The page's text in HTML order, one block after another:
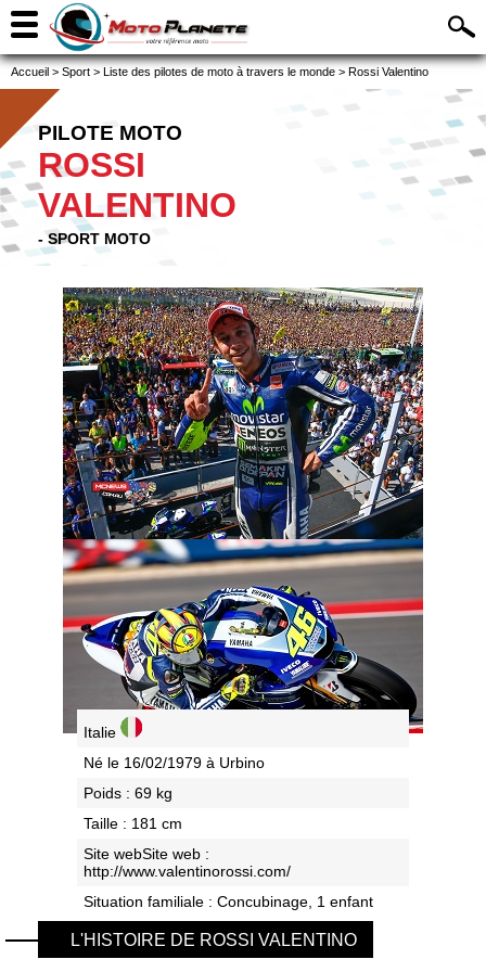
Accueil > Sport > Liste des pilotes de moto à travers le monde > Rossi Valentino
PILOTE MOTO
ROSSI
VALENTINO
- SPORT MOTO
Italie
Né le 16/02/1979 à Urbino
Poids : 69 kg
Taille : 181 cm
Site webSite web :
http://www.valentinorossi.com/
Situation familiale : Concubinage, 1 enfant
L'HISTOIRE DE ROSSI VALENTINO